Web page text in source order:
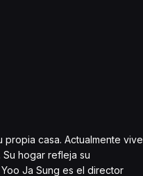
casa. Actualmente vive
hogar refleja su
Ja Sung es el director